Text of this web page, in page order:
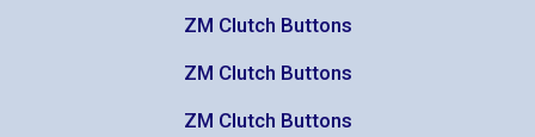
ZM Clutch Buttons
ZM Clutch Buttons
ZM Clutch Buttons